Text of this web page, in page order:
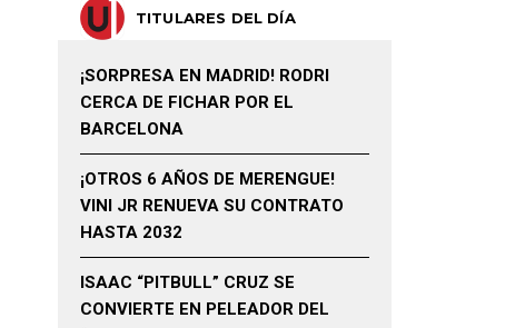
TITULARES DEL DÍA
¡SORPRESA EN MADRID! RODRI
CERCA DE FICHAR POR EL
BARCELONA
¡OTROS 6 AÑOS DE MERENGUE!
VINI JR RENUEVA SU CONTRATO
HASTA 2032
ISAAC “PITBULL” CRUZ SE
CONVIERTE EN PELEADOR DEL